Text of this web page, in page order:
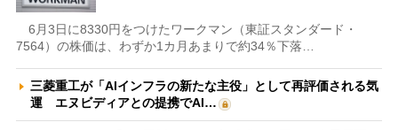
6月3日に8330円をつけたワークマン（東証スタンダード・
7564）の株価は、わずか1カ月あまりで約34％下落…
三菱重工が「AIインフラの新たな主役」として再評価される気
運 エヌビディアとの提携でAI…